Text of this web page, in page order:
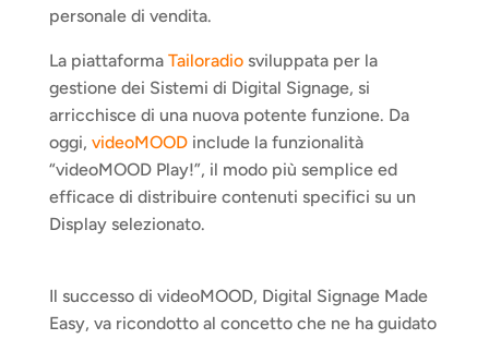
personale di vendita.
La piattaforma Tailoradio sviluppata per la
gestione dei Sistemi di Digital Signage, si
arricchisce di una nuova potente funzione. Da
oggi, videoMOOD include la funzionalità
“videoMOOD Play!”, il modo più semplice ed
efficace di distribuire contenuti specifici su un
Display selezionato.
Il successo di videoMOOD, Digital Signage Made
Easy, va ricondotto al concetto che ne ha guidato